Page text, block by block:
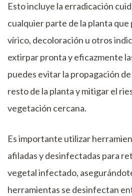
Esto incluye la erradicación
cualquier parte de la planta
vírico, decoloración u otros
extirpar pronta y eficazmente
puedes evitar la propagación
resto de la planta y mitigar el
vegetación cercana.
Es importante utilizar
afiladas y desinfectadas para
vegetal infectado,
herramientas se desinfectan